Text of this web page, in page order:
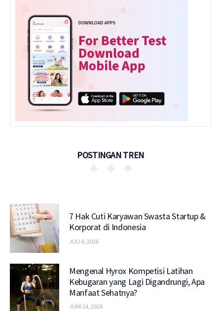
POSTINGAN TREN
7 Hak Cuti Karyawan Swasta Startup &
Korporat di Indonesia
JULI 6, 2026
Mengenal Hyrox Kompetisi Latihan
Kebugaran yang Lagi Digandrungi, Apa
Manfaat Sehatnya?
JUNI 24, 2026